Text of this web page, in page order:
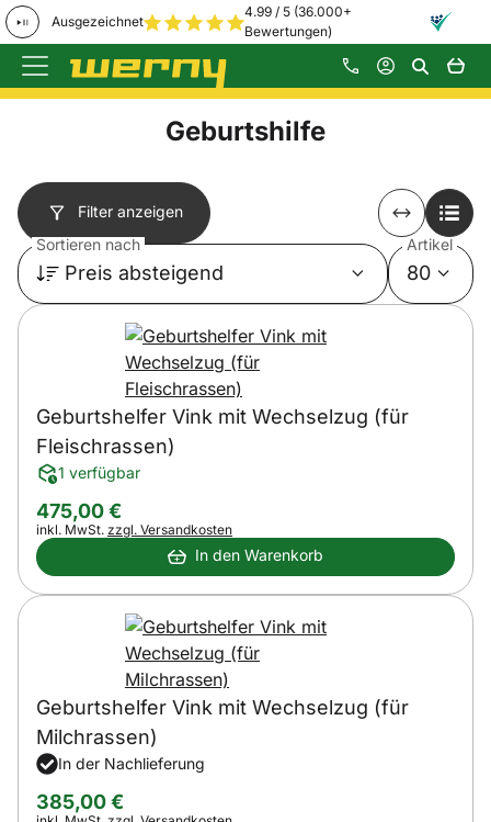
Ausgezeichnet
4.99 / 5 (36.000+
Bewertungen)
Zum Hauptinhalt springen
Geburtshilfe
Filter anzeigen
Sortieren nach
Preis absteigend
Artikel
80
Geburtshelfer Vink mit Wechselzug (für
Fleischrassen)
1 verfügbar
475,00€
Steuerhinweis:
inkl. MwSt. zzgl. Versandkosten
In den Warenkorb
Geburtshelfer Vink mit Wechselzug (für
Milchrassen)
In der Nachlieferung
385,00€